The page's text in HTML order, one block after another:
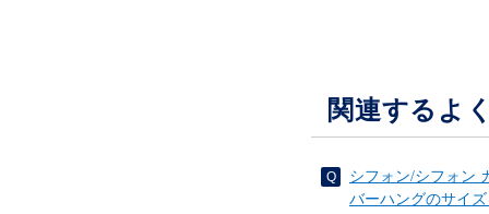
関連するよ
シフォン/シフォン
バーハングのサイ